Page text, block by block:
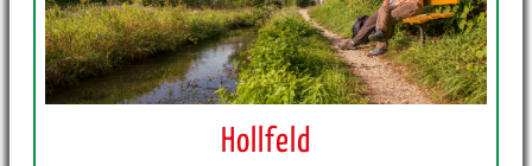
Hollfeld